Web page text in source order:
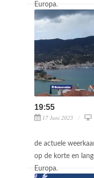
Europa.
19:55
17 Juni 2023
de actuele
op de korte en
Europa.